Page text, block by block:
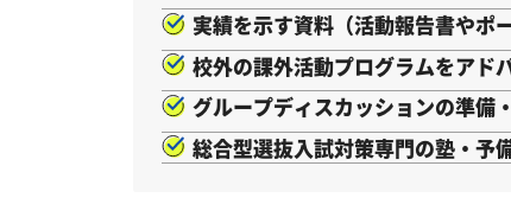
実績を示す資料（活動報告書やポ
校外の課外活動プログラムをアド
グループディスカッションの準備
総合型選抜入試対策専門の塾・予